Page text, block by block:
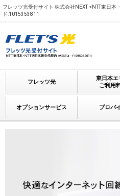
フレッツ光受付サイト 株式会社NEXT <NTT東日本
ド:1015353811
フレッツ光
東日本エ
ご利用
オプションサービス プロバ